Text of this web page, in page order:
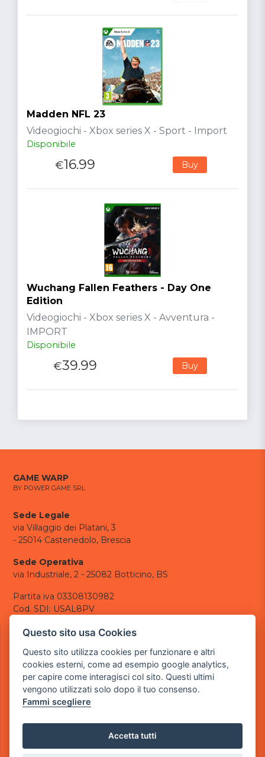
Madden NFL 23
Videogiochi - Xbox series X - Sport - Import
Disponibile
€16.99 Buy
Wuchang Fallen Feathers - Day One
Edition
Videogiochi - Xbox series X - Avventura -
IMPORT
Disponibile
€39.99 Buy
GAME WARP
BY POWER GAME SRL
Sede Legale
via Villaggio dei Platani, 3
- 25014 Castenedolo, Brescia
Sede Operativa
via Industriale, 2 - 25082 Botticino, BS
Partita iva 03308130982
Cod. SDI: USAL8PV
CONTATTI
tel.: +39 030 376 2377
tel.: +39 030 336 6259
pec:powergamesrl@legalmail.it
LINK UTILI
Informazioni generali
Questo sito usa Cookies
Questo sito utilizza cookies per funzionare e altri
cookies esterni, come ad esempio google analytics,
per capire come interagisci col sito. Questi ultimi
vengono utilizzati solo dopo il tuo consenso.
Fammi scegliere
Accetta tutti